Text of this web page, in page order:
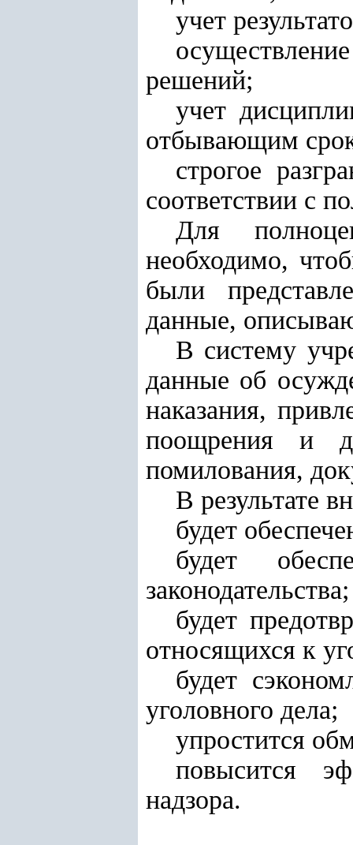
учет
решений;
учет
отбывающим
строгое
соответствии с
Для
необходимо,
были
данные,
В систему
данные об
наказания,
поощрения и
помилования,
В результате
будет
будет
законодательства;
будет
относящихся к
будет
уголовного дела;
упростится
повысится
надзора.